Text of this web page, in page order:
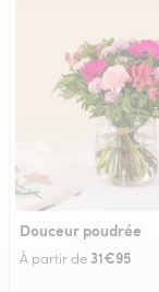
Douceur poudrée
À partir de 31€95